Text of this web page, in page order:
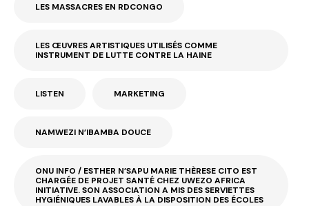
LES MASSACRES EN RDCONGO
LES ŒUVRES ARTISTIQUES UTILISÉS COMME
INSTRUMENT DE LUTTE CONTRE LA HAINE
LISTEN MARKETING
NAMWEZI N’IBAMBA DOUCE
ONU INFO / ESTHER N’SAPU MARIE THÈRESE CITO EST
CHARGÉE DE PROJET SANTÉ CHEZ UWEZO AFRICA
INITIATIVE. SON ASSOCIATION A MIS DES SERVIETTES
HYGIÉNIQUES LAVABLES À LA DISPOSITION DES ÉCOLES